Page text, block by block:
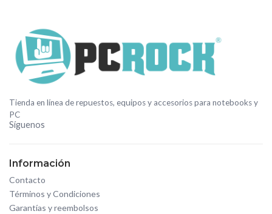
Tienda en línea de repuestos, equipos y accesorios para notebooks y
PC
Síguenos
Información
Contacto
Términos y Condiciones
Garantías y reembolsos